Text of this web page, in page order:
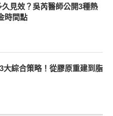
見效？吳芮醫師公開3種熱
時間點
綜合策略！從膠原重建到脂